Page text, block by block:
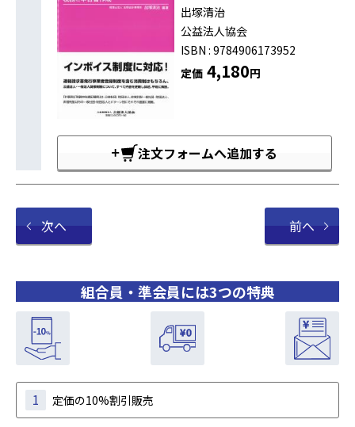
組合員・準会員には3つの特典
1 定価の10%割引販売
出塚清治
公益法人協会
ISBN : 9784906173952
定価4,180円
注文フォームへ追加する
次へ 前へ